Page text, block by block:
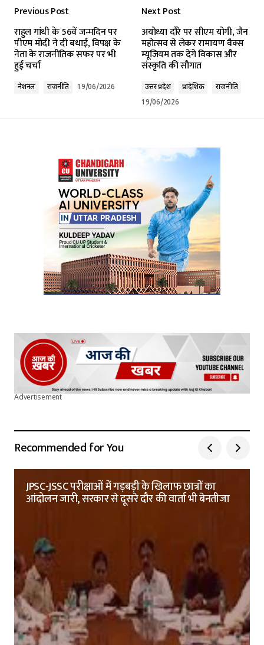
Required fields are marked*
Comment
Your E-mail*
Submit Comment
Previous Post
राहुल गांधी के 56वें जन्मदिन पर
पीएम मोदी ने दी बधाई, विपक्ष के
नेता के राजनीतिक सफर पर भी
हुई चर्चा
नेशनल राजनीति 19/06/2026
Next Post
अयोध्या दौरे पर सीएम योगी, जैन
महोत्सव से लेकर रामायण वैक्स
म्यूजियम तक देंगे विकास और
संस्कृति की सौगात
उत्तर प्रदेश प्रादेशिक
राजनीति
19/06/2026
Advertisement
Recommended for You
JPSC-JSSC परीक्षाओं में गड़बड़ी के खिलाफ छात्रों का
आंदोलन जारी, सरकार से दूसरे दौर की वार्ता भी बेनतीजा